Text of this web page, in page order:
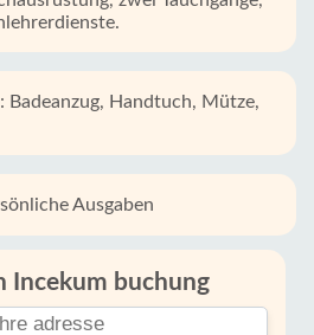
: Badeanzug, Handtuch, Mütze,
Ausgaben
Incekum buchung